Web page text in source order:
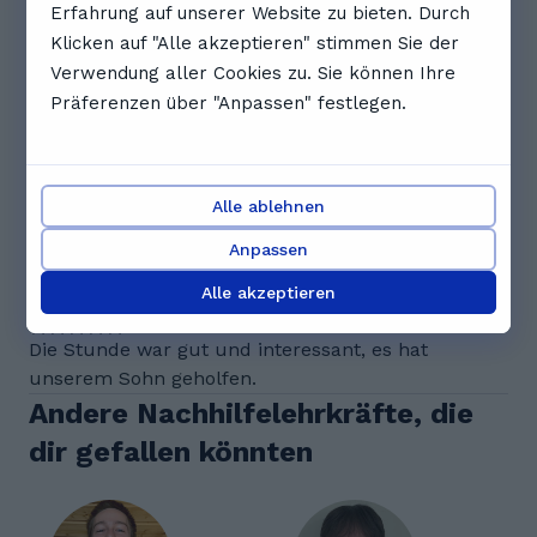
Vollständigen Zeitplan anzeigen
Bewertungen. Was Schüler*innen
5.0
1 Bewertungen
Die Stunde war gut und interessant, es hat
unserem Sohn geholfen.
Andere Nachhilfelehrkräfte, die
dir gefallen könnten
Erfahrung auf unserer Website zu bieten. Durch
Klicken auf "Alle akzeptieren" stimmen Sie der
Verwendung aller Cookies zu. Sie können Ihre
Präferenzen über "Anpassen" festlegen.
Alle ablehnen
Anpassen
Alle akzeptieren